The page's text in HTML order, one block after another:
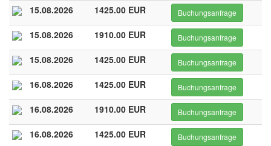
15.08.2026 1425.00 EUR Buchungsanfrage
15.08.2026 1910.00 EUR Buchungsanfrage
15.08.2026 1425.00 EUR Buchungsanfrage
16.08.2026 1425.00 EUR Buchungsanfrage
16.08.2026 1910.00 EUR Buchungsanfrage
16.08.2026 1425.00 EUR Buchungsanfrage